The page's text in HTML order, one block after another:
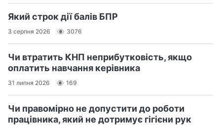
Який строк дії балів БПР
3 серпня 2026 3076
Чи втратить КНП неприбутковість, якщо
оплатить навчання керівника
31 липня 2026 169
Чи правомірно не допустити до роботи
працівника, який не дотримує гігієни рук